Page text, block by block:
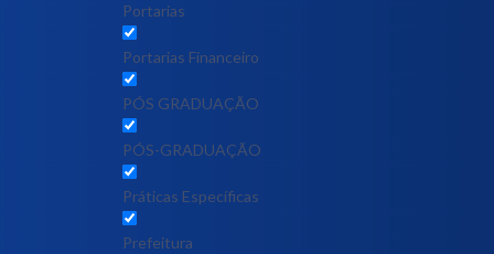
Portarias
Portarias Financeiro
PÓS GRADUAÇÃO
PÓS-GRADUAÇÃO
Práticas Específicas
Prefeitura